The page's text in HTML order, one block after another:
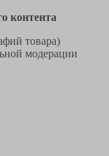
контента
товара)
модерации